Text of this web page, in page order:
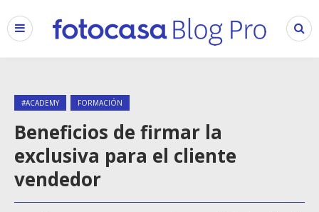
#ACADEMY FORMACIÓN
Beneficios de firmar la
exclusiva para el cliente
vendedor